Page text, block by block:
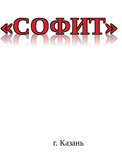
«СОФИТ»
г. Казань